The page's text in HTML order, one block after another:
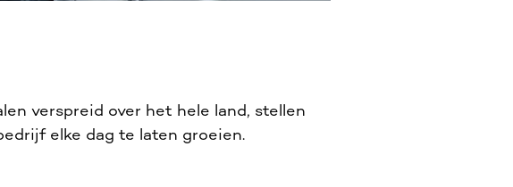
verspreid over het hele land, stellen
elke dag te laten groeien.